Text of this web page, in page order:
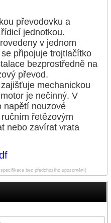
převodovku a
jednotkou.
v jednom
připojuje trojtlačítko
bezprostředně na
převod.
mechanickou
je nečinný. V
napětí nouzové
řetězovým
nebo zavírat vrata
bez předchozího upozornění)